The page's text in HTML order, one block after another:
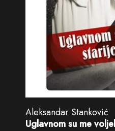
Aleksandar Stanković
Uglavnom su me